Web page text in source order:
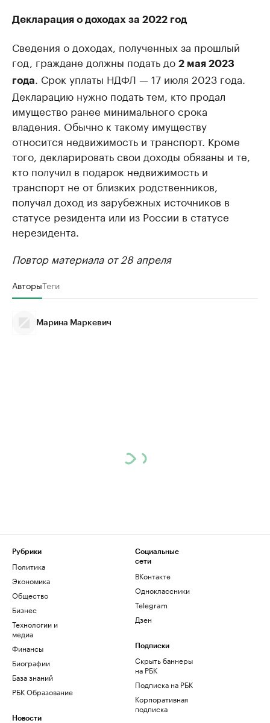
Декларация о доходах за 2022 год
Сведения о доходах, полученных за прошлый
год, граждане должны подать до 2 мая 2023
года. Срок уплаты НДФЛ — 17 июля 2023 года.
Декларацию нужно подать тем, кто продал
имущество ранее минимального срока
владения. Обычно к такому имуществу
относится недвижимость и транспорт. Кроме
того, декларировать свои доходы обязаны и те,
кто получил в подарок недвижимость и
транспорт не от близких родственников,
получал доход из зарубежных источников в
статусе резидента или из России в статусе
нерезидента.
Повтор материала от 28 апреля
АвторыТеги
Марина Маркевич
Рубрики
Политика
Экономика
Общество
Бизнес
Технологии и
медиа
Финансы
Биографии
База знаний
РБК Образование
Новости
Социальные
сети
ВКонтакте
Одноклассники
Telegram
Дзен
Подписки
Скрыть баннеры
на РБК
Подписка на РБК
Корпоративная
подписка